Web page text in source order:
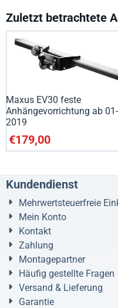
Zuletzt betrachtete
Maxus EV30 feste
Anhängevorrichtung ab 01-
2019
€179,00
Kundendienst
Mehrwertsteuerfreie
Mein Konto
Kontakt
Zahlung
Montagepartner
Häufig gestellte Fragen
Versand & Lieferung
Garantie